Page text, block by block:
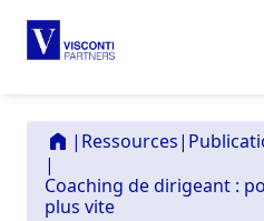
| Ressources|
|
Coaching de dirigeant :
plus vite